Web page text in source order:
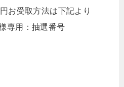
お受取方法は下記より
専用：抽選番号